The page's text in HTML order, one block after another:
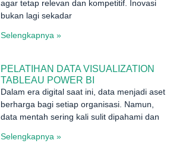
agar tetap relevan dan kompetitif. Inovasi
bukan lagi sekadar
Selengkapnya »
PELATIHAN DATA VISUALIZATION
TABLEAU POWER BI
Dalam era digital saat ini, data menjadi aset
berharga bagi setiap organisasi. Namun,
data mentah sering kali sulit dipahami dan
Selengkapnya »